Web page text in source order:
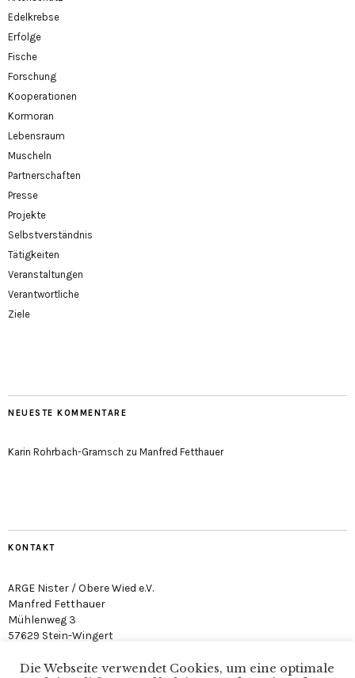
Edelkrebse
Erfolge
Fische
Forschung
Kooperationen
Kormoran
Lebensraum
Muscheln
Partnerschaften
Presse
Projekte
Selbstverständnis
Tätigkeiten
Veranstaltungen
Verantwortliche
Ziele
NEUESTE KOMMENTARE
Karin Rohrbach-Gramsch zu Manfred Fetthauer
KONTAKT
ARGE Nister / Obere Wied e.V.
Manfred Fetthauer
Mühlenweg 3
57629 Stein-Wingert
Die Webseite verwendet Cookies, um eine optimale